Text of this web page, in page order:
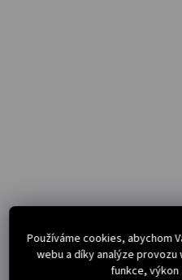
Používáme cookies, abychom
webu a díky analýze
funkce,